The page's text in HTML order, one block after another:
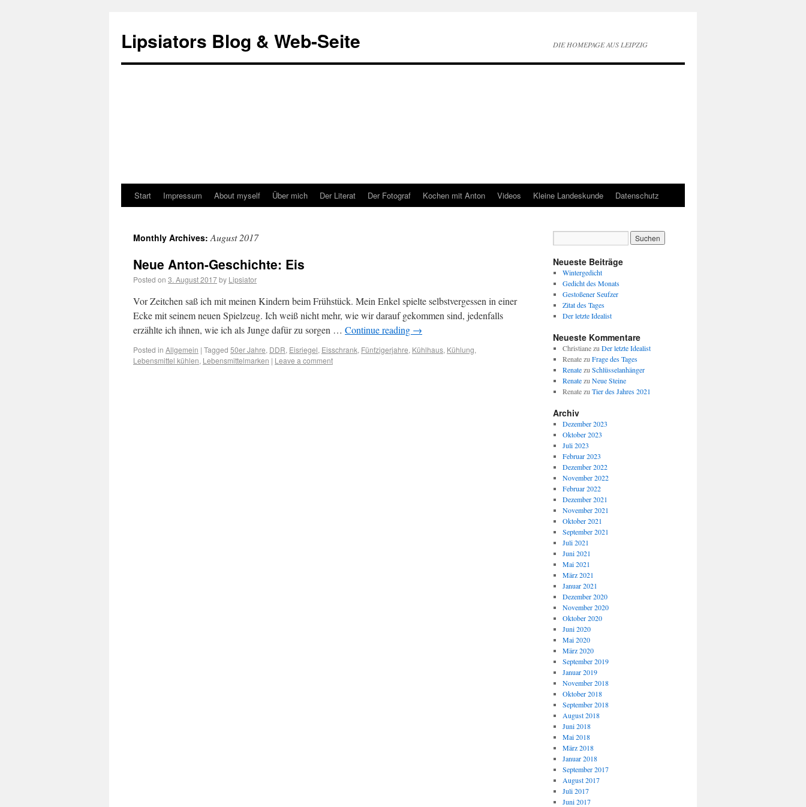
Lipsiators Blog & Web-Seite DIE HOMEPAGE AUS LEIPZIG
Start Impressum About myself Über mich Der Literat Der Fotograf Kochen mit Anton Videos Kleine Landeskunde Datenschutz
Monthly Archives:August 2017
Neue Anton-Geschichte: Eis
Posted on 3. August 2017by Lipsiator
Vor Zeitchen saß ich mit meinen Kindern beim Frühstück. Mein Enkel spielte selbstvergessen in einer
Ecke mit seinem neuen Spielzeug. Ich weiß nicht mehr, wie wir darauf gekommen sind, jedenfalls
erzählte ich ihnen, wie ich als Junge dafür zu sorgen … Continue reading →
Posted in Allgemein | Tagged 50er Jahre, DDR, Eisriegel, Eisschrank, Fünfzigerjahre, Kühlhaus, Kühlung,
Lebensmittel kühlen, Lebensmittelmarken | Leave a comment
Neueste Beiträge
Wintergedicht
Gedicht des Monats
Gestoßener Seufzer
Zitat des Tages
Der letzte Idealist
Neueste Kommentare
Christianezu Der letzte Idealist
Renatezu Frage des Tages
Renatezu Schlüsselanhänger
Renatezu Neue Steine
Renatezu Tier des Jahres 2021
Archiv
Dezember 2023
Oktober 2023
Juli 2023
Februar 2023
Dezember 2022
November 2022
Februar 2022
Dezember 2021
November 2021
Oktober 2021
September 2021
Juli 2021
Juni 2021
Mai 2021
März 2021
Januar 2021
Dezember 2020
November 2020
Oktober 2020
Juni 2020
Mai 2020
März 2020
September 2019
Januar 2019
November 2018
Oktober 2018
September 2018
August 2018
Juni 2018
Mai 2018
März 2018
Januar 2018
September 2017
August 2017
Juli 2017
Juni 2017